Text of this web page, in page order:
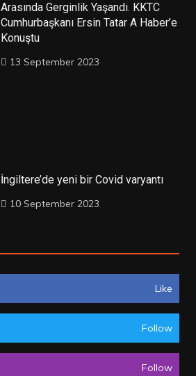
Arasında Gerginlik Yaşandı. KKTC
Cumhurbaşkanı Ersin Tatar A Haber’e
Konuştu
13 September 2023
İngiltere’de yeni bir Covid varyantı
10 September 2023
Like
Follow
Follow